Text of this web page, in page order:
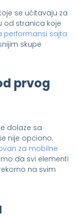
se učitavaju za
od stranica koje
performansi sajta
skupe
prvog
dolaze sa
nije opciono.
za mobilne
da svi elementi
na svim